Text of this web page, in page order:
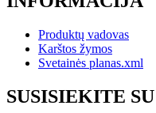
Produktų vadovas
Karštos žymos
Svetainės planas.xml
SUSISIEKITE